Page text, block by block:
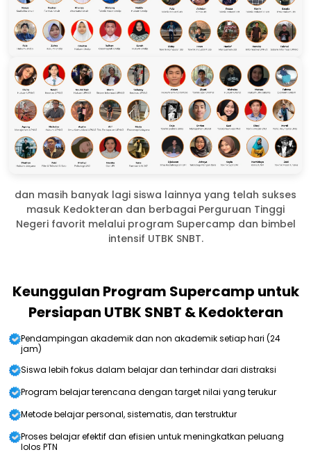
dan masih banyak lagi siswa lainnya yang telah sukses
masuk Kedokteran dan berbagai Perguruan Tinggi
Negeri favorit melalui program Supercamp dan bimbel
intensif UTBK SNBT.
Keunggulan Program Supercamp untuk
Persiapan UTBK SNBT & Kedokteran
Pendampingan akademik dan non akademik setiap hari (24
jam)
Siswa lebih fokus dalam belajar dan terhindar dari distraksi
Program belajar terencana dengan target nilai yang terukur
Metode belajar personal, sistematis, dan terstruktur
Proses belajar efektif dan efisien untuk meningkatkan peluang
lolos PTN